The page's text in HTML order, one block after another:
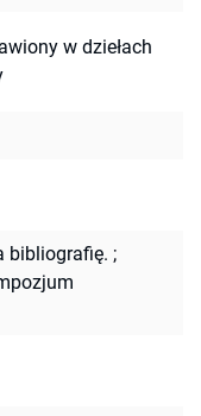
w dziełach
bibliografię. ;